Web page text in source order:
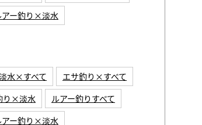
アー釣り×淡水
水×すべて
エサ釣り×すべて
り×淡水
ルアー釣りすべて
アー釣り×淡水